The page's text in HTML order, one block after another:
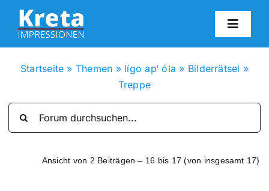
Zum
Inhalt
springen
Startseite » Themen » lígo ap‘ óla » Bilderrätsel »
Treppe
Ansicht von 2 Beiträgen – 16 bis 17 (von insgesamt 17)